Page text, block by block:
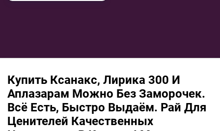
Купить Ксанакс, Лирика 300 И
Аплазарам Можно Без Заморочек.
Всё Есть, Быстро Выдаём. Рай Для
Ценителей Качественных